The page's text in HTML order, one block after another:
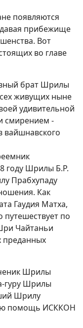
появляются
прибежище
Вот
во главе
брат Шрилы
живущих ныне
удивительной
смирением -
вайшнавского
году Шрилы Б.Р.
Прабхупаду
Как
Гаудия Матха,
путешествует по
Чайтаньи
преданных
Шрилы
гуру Шрилы
Шрилу
помощь ИСККОН